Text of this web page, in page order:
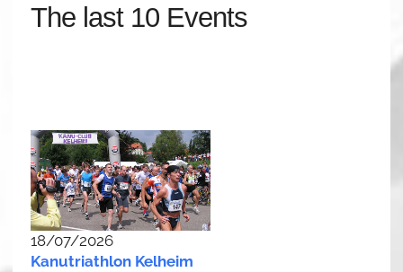
The last 10 Events
18/07/2026
Kanutriathlon Kelheim